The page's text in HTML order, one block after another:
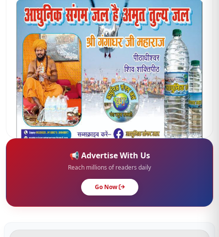
📢 Advertise With Us
Reach millions of readers daily
Go Now